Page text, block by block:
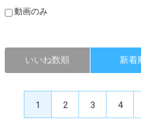
動画のみ
いいね数順 新着
1 2 3 4